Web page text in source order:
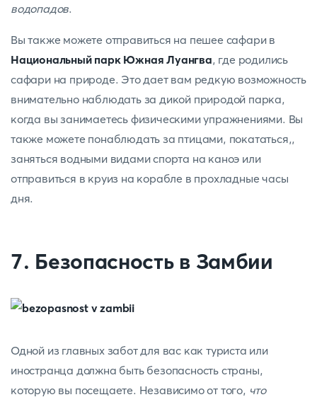
водопадов.
Вы также можете отправиться на пешее сафари в
Национальный парк Южная Луангва, где родились
сафари на природе. Это дает вам редкую возможность
внимательно наблюдать за дикой природой парка,
когда вы занимаетесь физическими упражнениями. Вы
также можете понаблюдать за птицами, покататься,,
заняться водными видами спорта на каноэ или
отправиться в круиз на корабле в прохладные часы
дня.
7. Безопасность в Замбии
Одной из главных забот для вас как туриста или
иностранца должна быть безопасность страны,
которую вы посещаете. Независимо от того, что